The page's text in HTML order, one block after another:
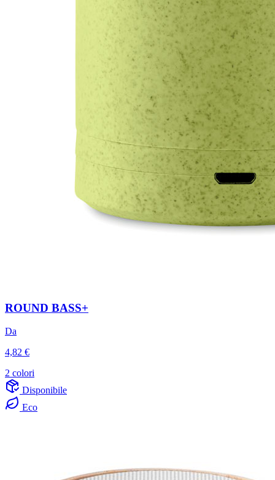
ROUND BASS+
Da
4,82 €
2 colori
Disponibile
Eco